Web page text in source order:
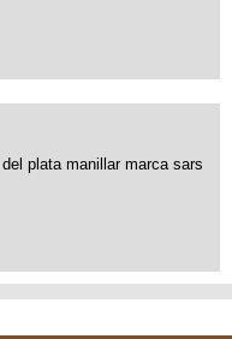
plata manillar marca sars